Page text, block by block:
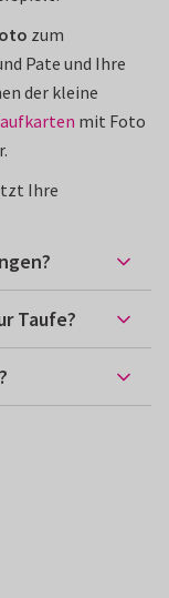
zum
Pate und Ihre
der kleine
mit Foto
Ihre
Taufe?